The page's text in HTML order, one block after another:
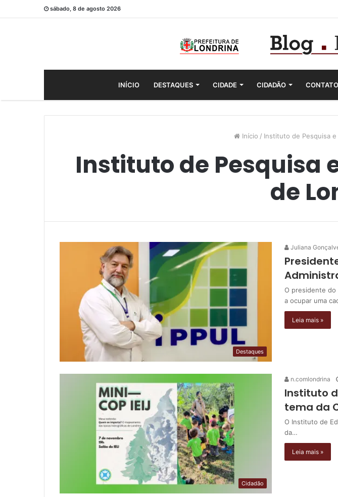
sábado, 8 de agosto 2026
INÍCIO DESTAQUES CIDADE CIDADÃO
Início / Instituto de Pesquisa
Instituto de Pesquisa
de
Destaques
Juliana
O presidente do
a ocupar uma
Leia mais »
Cidadão
n.comlondrina
Instituto
tema da
O Instituto de
da…
Leia mais »